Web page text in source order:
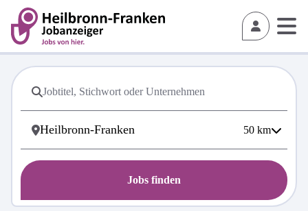
50 km
Jobs finden